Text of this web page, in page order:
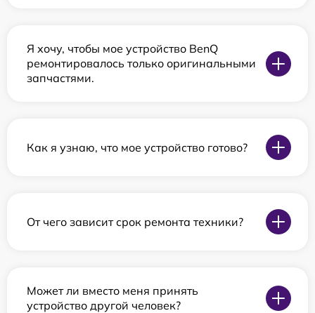
Я хочу, чтобы мое устройство BenQ
ремонтировалось только оригинальными
запчастями.
Как я узнаю, что мое устройство готово?
От чего зависит срок ремонта техники?
Может ли вместо меня принять
устройство другой человек?